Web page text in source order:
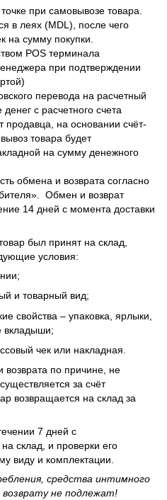
при самовывозе товара.
в леях (MDL), после чего
на сумму покупки.
POS терминала
при подтверждении
перевода на расчетный
с расчетного счета
продавца, на основании счёт-
товара будет
на сумму денежного
обмена и возврата согласно
Обмен и возврат
14 дней с момента доставки
был принят на склад,
условия:
и товарный вид;
свойства – упаковка, ярлыки,
вкладыши;
чек или накладная.
возврата по причине, не
за счёт
возвращается на склад за
7 дней с
склад, и проверки его
виду и комплектации.
средства интимного
возврату не подлежат!